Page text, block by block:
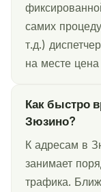
самих
т.д.)
на месте
Как быстро
Зюзино?
К адресам в
занимает
трафика.